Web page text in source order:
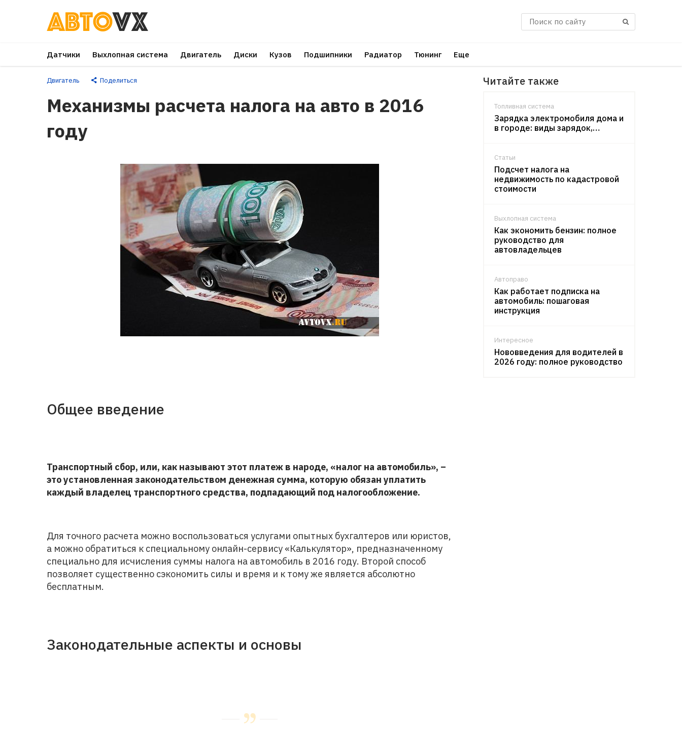
Перейти
основному
контенту
Поиск
Датчики Выхлопная система Двигатель Диски Кузов Подшипники Радиатор Тюнинг Еще
Двигатель Поделиться
Механизмы расчета налога на авто в 2016
году
Общее введение
Транспортный сбор, или, как называют этот платеж в народе, «налог на автомобиль», –
это установленная законодательством денежная сумма, которую обязан уплатить
каждый владелец транспортного средства, подпадающий под налогообложение.
Для точного расчета можно воспользоваться услугами опытных бухгалтеров или юристов,
а можно обратиться к специальному онлайн-сервису «Калькулятор», предназначенному
специально для исчисления суммы налога на автомобиль в 2016 году. Второй способ
позволяет существенно сэкономить силы и время и к тому же является абсолютно
бесплатным.
Законодательные аспекты и основы
Читайте также
Топливная система
Зарядка электромобиля дома и
в городе: виды зарядок,…
Статьи
Подсчет налога на
недвижимость по кадастровой
стоимости
Выхлопная система
Как экономить бензин: полное
руководство для
автовладельцев
Автоправо
Как работает подписка на
автомобиль: пошаговая
инструкция
Интересное
Нововведения для водителей в
2026 году: полное руководство